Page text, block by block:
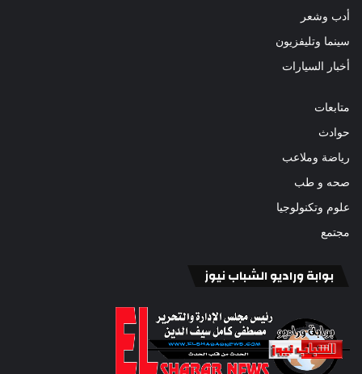
أدب وشعر
سينما وتليفزيون
أخبار السيارات
متابعات
حوادث
رياضة وملاعب
صحه و طب
علوم وتكنولوجيا
مجتمع
بوابة وراديو الشباب نيوز